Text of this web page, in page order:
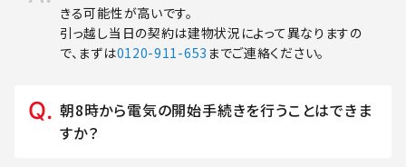
きる可能性が高いです。
引っ越し当日の契約は建物状況によって異なりますの
で、まずは0120-911-653 までご連絡ください。
朝8時から電気の開始手続きを行うことはできま
すか？